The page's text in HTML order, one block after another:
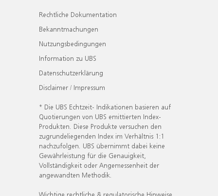
Rechtliche Dokumentation
Bekanntmachungen
Nutzungsbedingungen
Information zu UBS
Datenschutzerklärung
Disclaimer / Impressum
* Die UBS Echtzeit- Indikationen basieren auf
Quotierungen von UBS emittierten Index-
Produkten. Diese Produkte versuchen den
zugrundeliegenden Index im Verhältnis 1:1
nachzufolgen. UBS übernimmt dabei keine
Gewährleistung für die Genauigkeit,
Vollständigkeit oder Angemessenheit der
angewandten Methodik.